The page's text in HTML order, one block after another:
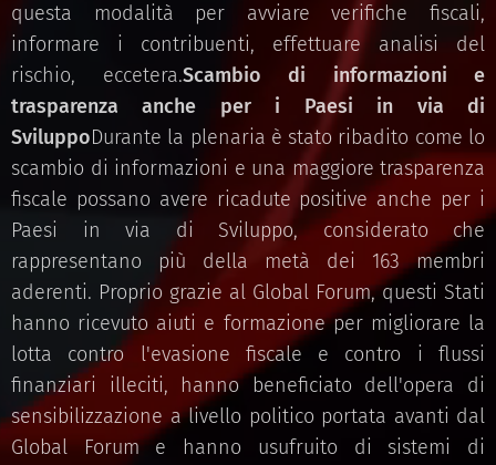
questa modalità per avviare verifiche fiscali,
informare i contribuenti, effettuare analisi del
rischio, eccetera.Scambio di informazioni e
trasparenza anche per i Paesi in via di
SviluppoDurante la plenaria è stato ribadito come lo
scambio di informazioni e una maggiore trasparenza
fiscale possano avere ricadute positive anche per i
Paesi in via di Sviluppo, considerato che
rappresentano più della metà dei 163 membri
aderenti. Proprio grazie al Global Forum, questi Stati
hanno ricevuto aiuti e formazione per migliorare la
lotta contro l'evasione fiscale e contro i flussi
finanziari illeciti, hanno beneficiato dell'opera di
sensibilizzazione a livello politico portata avanti dal
Global Forum e hanno usufruito di sistemi di